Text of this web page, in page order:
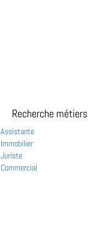
Recherche métiers
Assistante
Immobilier
Juriste
Commercial